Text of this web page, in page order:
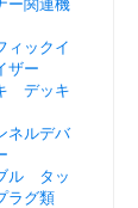
ー関連機
ィックイ
ザー
デッキ
ネルデバ
ル タッ
グ類